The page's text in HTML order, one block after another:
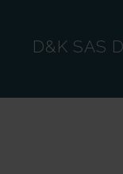
D&K SAS